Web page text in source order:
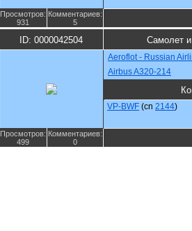
Просмотров:
931
Комментариев:
5
ID: 0000042504 Самолет
Aeroflot - Russian
Airbus A320-214
VP-BWF (cn 2144)
Просмотров:
499
Комментариев:
0